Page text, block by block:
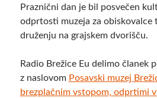
Praznični dan je bil posvečen
odprtosti muzeja za obiskovalce
druženju na grajskem dvorišču.
Radio Brežice Eu delimo članek
z naslovom Posavski muzej
brezplačnim vstopom, odprtimi